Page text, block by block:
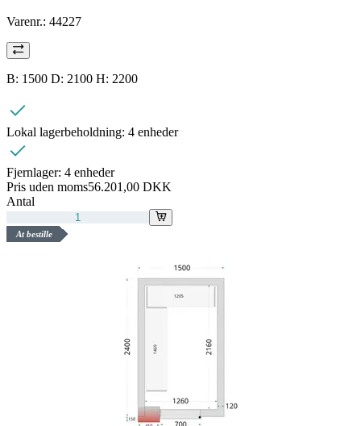
Varenr.: 44227
B: 1500 D: 2100 H: 2200
Lokal lagerbeholdning: 4 enheder
Fjernlager: 4 enheder
Pris uden moms56.201,00 DKK
Antal
At bestille